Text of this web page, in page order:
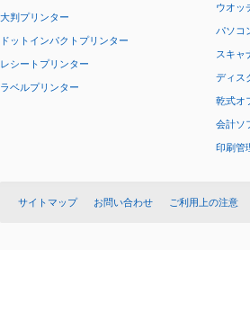
大判プリンター
ドットインパクトプリンター
レシートプリンター
ラベルプリンター
ウオッ
パソコ
スキャ
ディス
乾式オ
会計ソ
印刷管
サイトマップ お問い合わせ ご利用上の注意